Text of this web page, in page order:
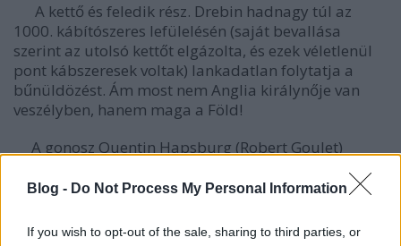
Blog - Do Not Process My Personal Information
If you wish to opt-out of the sale, sharing to third parties, or
A kettő és feledik rész. Drebin hadnagy túl az
1000. kábítószeres lefülelésén (saját bevallása
szerint az utolsó kettőt elgázolta, és ezek véletlenül
pont kábszeresek voltak) lankadatlan folytatja a
bűnüldözést. Ám most nem Anglia királynője van
veszélyben, hanem maga a Föld!
A gonosz Quentin Hapsburg (Robert Goulet)
Griffiths), aki így nem számolhat be létfontosságú
így? Az atomenergia csúnya árnyéka vetül